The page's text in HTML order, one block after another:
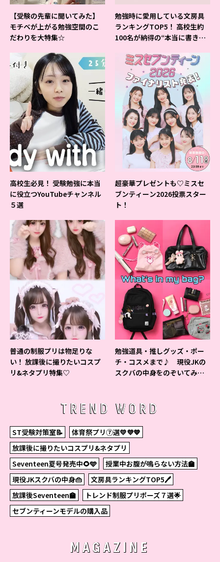
【受験の先輩に聞いてみた】
モチベが上がる勉強空間のこ
だわりを大特集☆
勉強時に愛用している文房具
ランキングTOP5！ 高校生約
100名が納得の“本当に書きや
高校生必見！ 受験勉強に本当
に役立つYouTubeチャンネル
５選
超豪華プレゼントも♡ミスセ
ブンティーン2026投票スター
ト！
普通の制服プリは物足りな
い！ 放課後に撮りたいコスプ
リ&ネタプリ特集♡
勉強道具・推しグッズ・ポー
チ・コスメまで♪ 現役JKの
スクバの中身をのぞいてみ
TREND WORD
ST受験対策室📝
体育祭プリ⑦選💛💜💙
放課後に撮りたいコスプリ&ネタプリ
Seventeen夏号発売中🌻🩵
授業中お腹が鳴らない方法🏫
現役JKスクバの中身👜
文房具ランキングTOP5🖊
放課後Seventeen🏫
トレンド制服プリポーズ７選🌟
セブンティーンモデルの購入品
MAGAZINE